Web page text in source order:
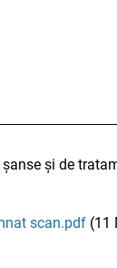
și de
scan.pdf (11